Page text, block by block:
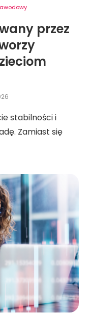
przez
stabilności i
Zamiast się